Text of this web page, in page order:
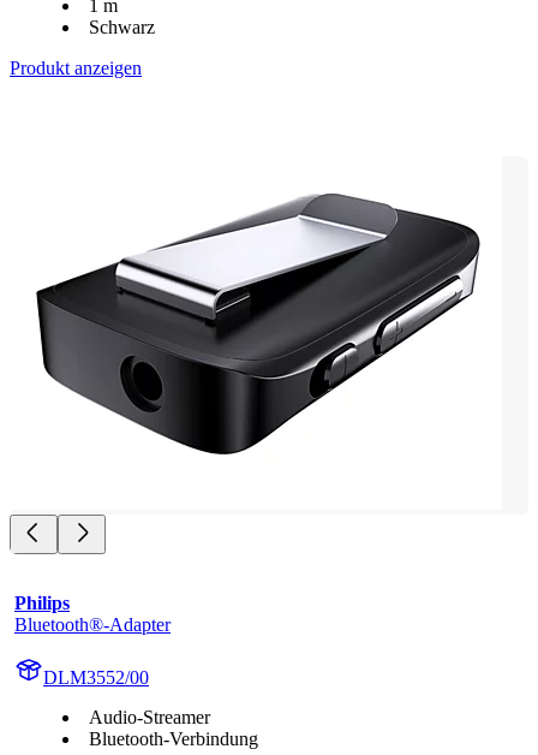
1 m
Schwarz
Produkt anzeigen
Philips
Bluetooth®-Adapter
DLM3552/00
Audio-Streamer
Bluetooth-Verbindung